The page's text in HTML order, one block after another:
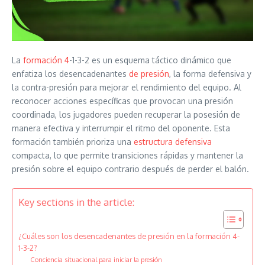
La formación 4-1-3-2 es un esquema táctico dinámico que
enfatiza los desencadenantes de presión, la forma defensiva y
la contra-presión para mejorar el rendimiento del equipo. Al
reconocer acciones específicas que provocan una presión
coordinada, los jugadores pueden recuperar la posesión de
manera efectiva y interrumpir el ritmo del oponente. Esta
formación también prioriza una estructura defensiva
compacta, lo que permite transiciones rápidas y mantener la
presión sobre el equipo contrario después de perder el balón.
Key sections in the article:
¿Cuáles son los desencadenantes de presión en la formación 4-
1-3-2?
Conciencia situacional para iniciar la presión